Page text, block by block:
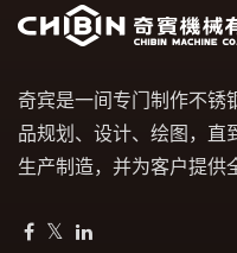
奇宾是一间专门制作不锈
品规划、设计、绘图，直
生产制造，并为客户提供